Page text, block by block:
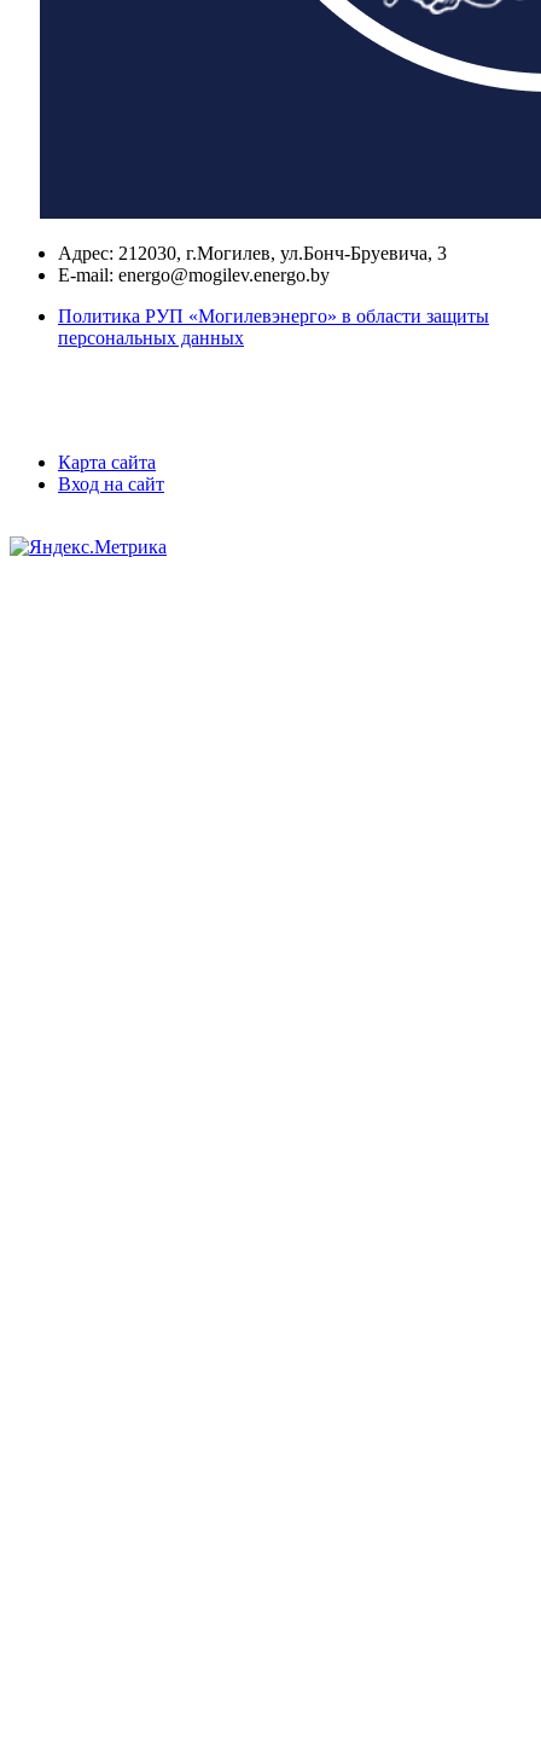
Адрес: 212030, г.Могилев, ул.Бонч-Бруевича, 3
E-mail: energo@mogilev.energo.by
Политика РУП «Могилевэнерго» в области защиты
персональных данных
Карта сайта
Вход на сайт